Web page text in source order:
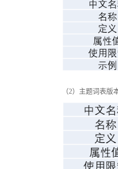
（2）主题词表版